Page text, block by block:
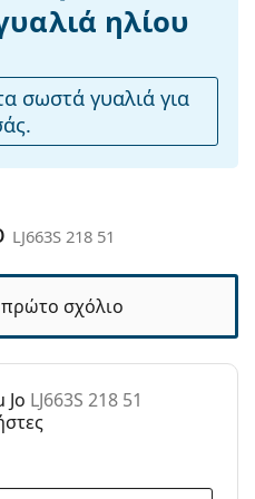
των γυαλιών ηλίου.
να συνοδεύονται από
γυαλιών ηλίουγια να
από δημοφιλείς μάρκες.
Επώνυμες Μάρκες
51
ηλίου
σωστά γυαλιά για
LJ663S 218 51
σχόλιο
Jo LJ663S 218 51